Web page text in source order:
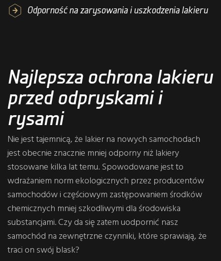
Odporność na zarysowania i uszkodzenia lakieru
Najlepsza ochrona lakieru
przed odpryskami i
rysami
Nie jest tajemnicą, że lakier na nowych samochodach
jest obecnie znacznie mniej odporny niż lakiery
stosowane kilka lat temu. Spowodowane jest to
wdrażaniem norm ekologicznych przez producentów
samochodów i częściowym zastępowaniem środków
chemicznych mniej szkodliwymi dla środowiska
substancjami. Czy da się zatem uodpornić nasz
samochód na zewnętrzne czynniki, które sprawiają, że
traci on swój blask?